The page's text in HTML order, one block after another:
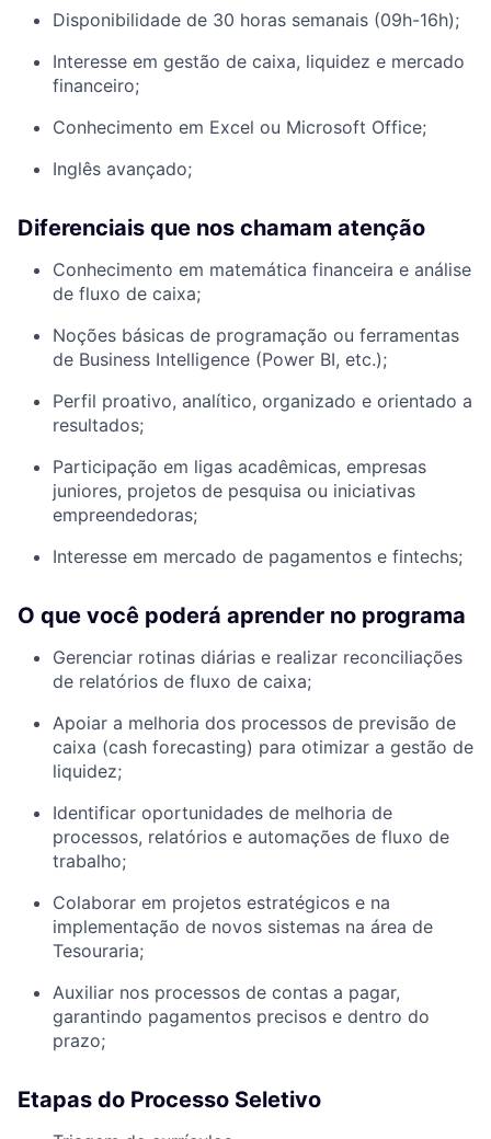
Disponibilidade de 30 horas semanais (09h-16h);
Interesse em gestão de caixa, liquidez e mercado
financeiro;
Conhecimento em Excel ou Microsoft Office;
Inglês avançado;
Diferenciais que nos chamam atenção
Conhecimento em matemática financeira e análise
de fluxo de caixa;
Noções básicas de programação ou ferramentas
de Business Intelligence (Power BI, etc.);
Perfil proativo, analítico, organizado e orientado a
resultados;
Participação em ligas acadêmicas, empresas
juniores, projetos de pesquisa ou iniciativas
empreendedoras;
Interesse em mercado de pagamentos e fintechs;
O que você poderá aprender no programa
Gerenciar rotinas diárias e realizar reconciliações
de relatórios de fluxo de caixa;
Apoiar a melhoria dos processos de previsão de
caixa (cash forecasting) para otimizar a gestão de
liquidez;
Identificar oportunidades de melhoria de
processos, relatórios e automações de fluxo de
trabalho;
Colaborar em projetos estratégicos e na
implementação de novos sistemas na área de
Tesouraria;
Auxiliar nos processos de contas a pagar,
garantindo pagamentos precisos e dentro do
prazo;
Etapas do Processo Seletivo